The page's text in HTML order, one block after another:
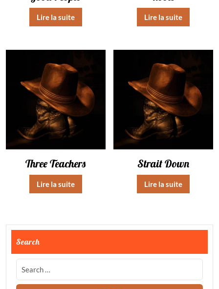
Lire la suite Lire la suite
Three Teachers
Lire la suite
Strait Down
Lire la suite
Search